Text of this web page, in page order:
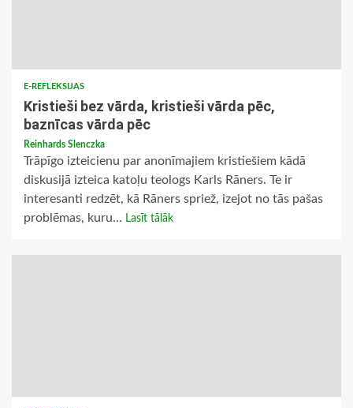
E-REFLEKSIJAS
Kristieši bez vārda, kristieši vārda pēc,
baznīcas vārda pēc
Reinhards Slenczka
Trāpīgo izteicienu par anonīmajiem kristiešiem kādā
diskusijā izteica katoļu teologs Karls Rāners. Te ir
interesanti redzēt, kā Rāners spriež, izejot no tās pašas
problēmas, kuru... Lasīt tālāk